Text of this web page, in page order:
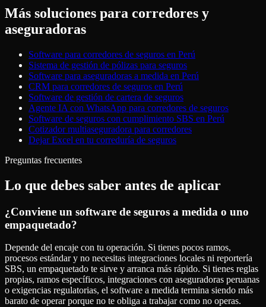
Más soluciones para corredores y
aseguradoras
Software para corredores de seguros en Perú
Sistema de gestión de pólizas para seguros
Software para aseguradoras a medida en Perú
CRM para corredores de seguros en Perú
Software de gestión de cartera de seguros
Agente IA con WhatsApp para corredores de seguros
Software de seguros con cumplimiento SBS en Perú
Cotizador multiaseguradora para corredores
Dejar Excel en tu correduría de seguros
Preguntas frecuentes
Lo que debes saber antes de aplicar
¿Conviene un software de seguros a medida o uno
empaquetado?
Depende del encaje con tu operación. Si tienes pocos ramos,
procesos estándar y no necesitas integraciones locales ni reportería
SBS, un empaquetado te sirve y arranca más rápido. Si tienes reglas
propias, ramos específicos, integraciones con aseguradoras peruanas
o exigencias regulatorias, el software a medida termina siendo más
barato de operar porque no te obliga a trabajar como no operas.